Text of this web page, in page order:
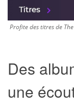
Profite des titres de
Des
une